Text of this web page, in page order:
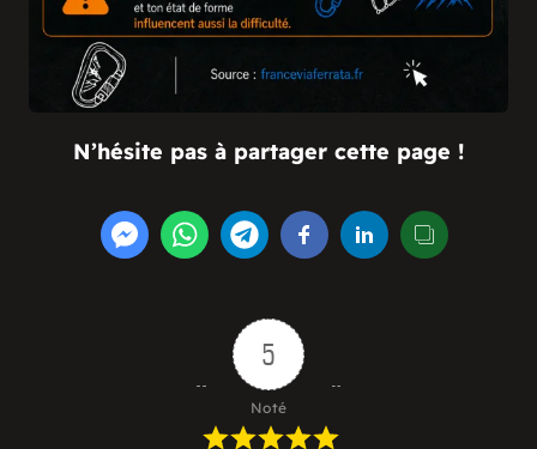
N’hésite pas à partager cette page !
5
Noté